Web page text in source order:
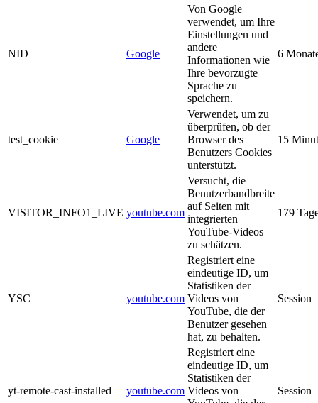
NID Google
Von Google
verwendet, um Ihre
Einstellungen und
andere
Informationen wie
Ihre bevorzugte
Sprache zu
speichern.
6
test_cookie Google
Verwendet, um zu
überprüfen, ob der
Browser des
Benutzers Cookies
unterstützt.
15
VISITOR_INFO1_LIVE youtube.com
Versucht, die
Benutzerbandbreite
auf Seiten mit
integrierten
YouTube-Videos
zu schätzen.
179
YSC youtube.com
Registriert eine
eindeutige ID, um
Statistiken der
Videos von
YouTube, die der
Benutzer gesehen
hat, zu behalten.
Session
yt-remote-cast-installed youtube.com
Registriert eine
eindeutige ID, um
Statistiken der
Videos von
Session